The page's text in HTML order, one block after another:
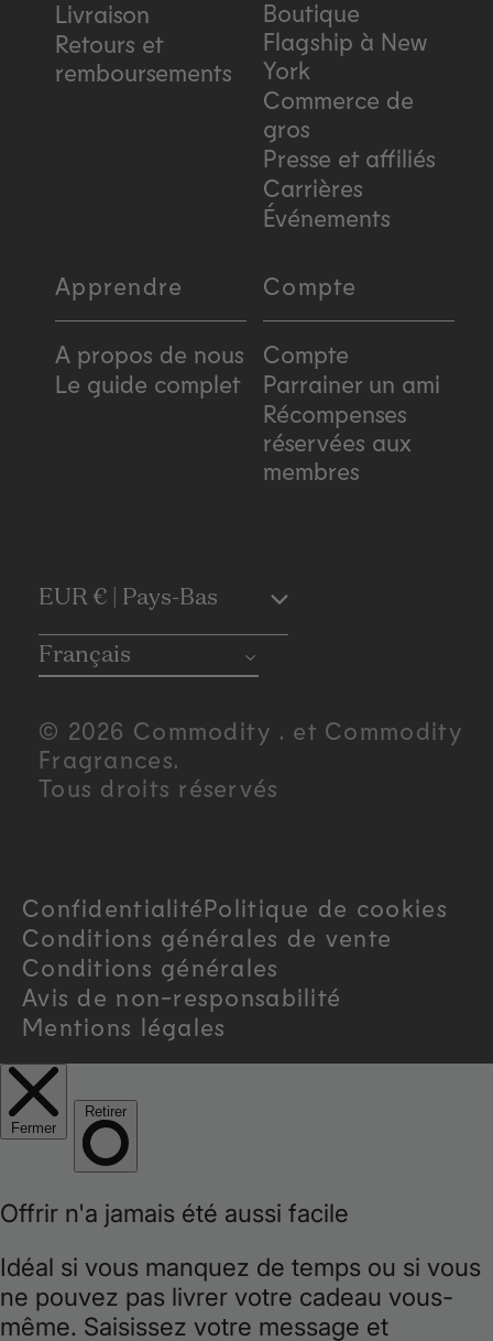
Livraison
Retours et
remboursements
Boutique
Flagship à New
York
Commerce de
gros
Presse et affiliés
Carrières
Événements
Apprendre
A propos de nous
Le guide complet
Compte
Compte
Parrainer un ami
Récompenses
réservées aux
membres
C
o
u
n
y
/
r
e
g
n
EUR € | Pays-Bas
Français
© 2026 Commodity . et Commodity
Fragrances.
Tous droits réservés
ConfidentialitéPolitique de cookies
Conditions générales de vente
Conditions générales
Avis de non-responsabilité
Mentions légales